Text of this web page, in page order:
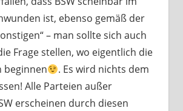
ist, ebenso gemäß der
– man sollte sich auch
Frage stellen, wo eigentlich die
beginnen
. Es wird nichts dem
Alle Parteien außer
erscheinen durch diesen